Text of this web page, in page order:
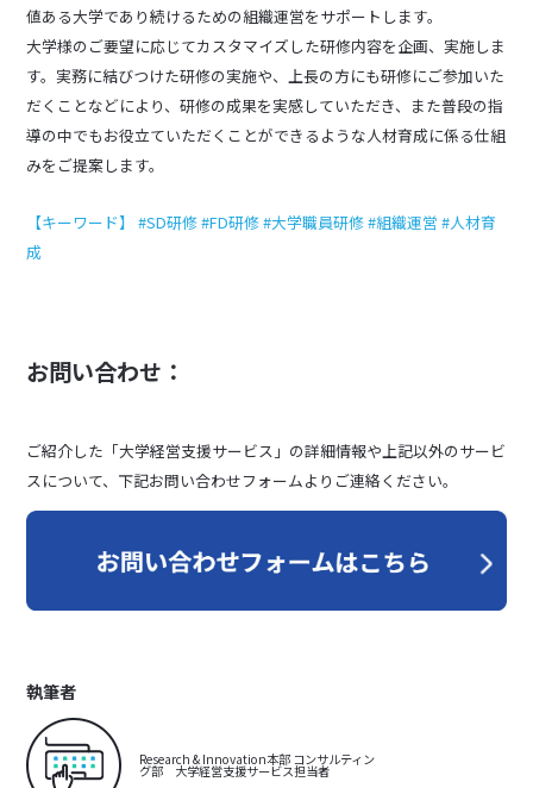
値ある大学であり続けるための組織運営をサポートします。
大学様のご要望に応じてカスタマイズした研修内容を企画、実施しま
す。実務に結びつけた研修の実施や、上長の方にも研修にご参加いた
だくことなどにより、研修の成果を実感していただき、また普段の指
導の中でもお役立ていただくことができるような人材育成に係る仕組
みをご提案します。
【キーワード】 #SD研修 #FD研修 #大学職員研修 #組織運営 #人材育
成
お問い合わせ：
ご紹介した「大学経営支援サービス」の詳細情報や上記以外のサービ
スについて、下記お問い合わせフォームよりご連絡ください。
執筆者
Research & Innovation本部 コンサルティン
グ部 大学経営支援サービス担当者